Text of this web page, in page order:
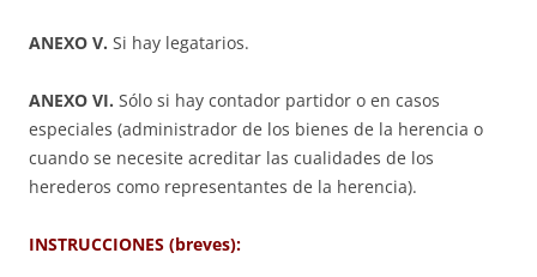
ANEXO V. Si hay legatarios.
ANEXO VI. Sólo si hay contador partidor o en casos
especiales (administrador de los bienes de la herencia o
cuando se necesite acreditar las cualidades de los
herederos como representantes de la herencia).
INSTRUCCIONES (breves):